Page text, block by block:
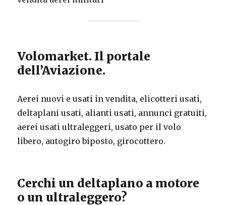
Volomarket. Il portale
dell’Aviazione.
Aerei nuovi e usati in vendita, elicotteri usati,
deltaplani usati, alianti usati, annunci gratuiti,
aerei usati ultraleggeri, usato per il volo
libero, autogiro biposto, girocottero.
Cerchi un deltaplano a motore
o un ultraleggero?